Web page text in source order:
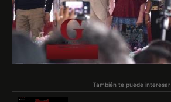
También te puede interesar